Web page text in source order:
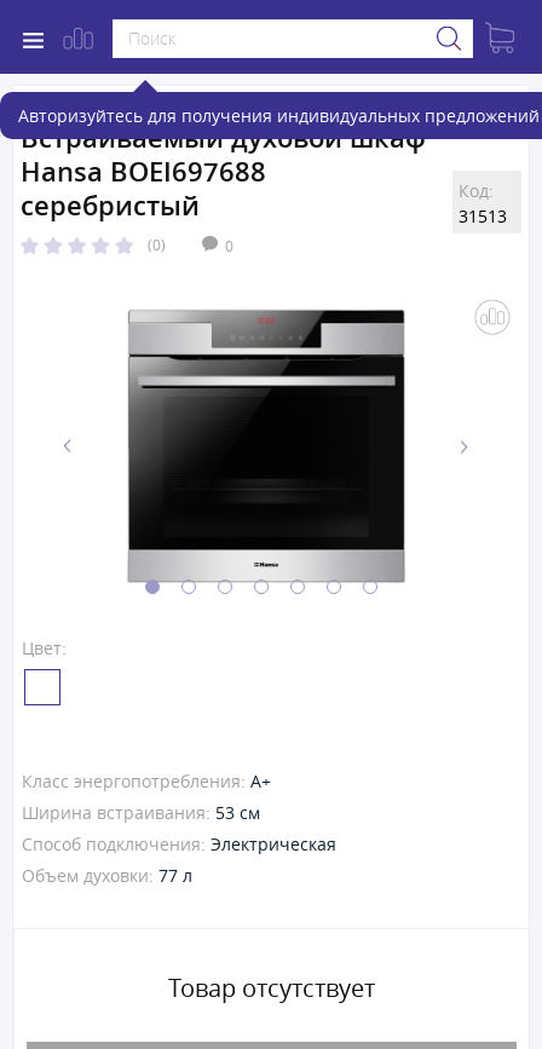
Авторизуйтесь для получения индивидуальных предложений
Встраиваемый духовой шкаф
Hansa BOEI697688
серебристый
(0) 0
Код:
31513
Цвет:
Класс энергопотребления: A+
Ширина встраивания: 53 см
Способ подключения: Электрическая
Объем духовки: 77 л
Товар отсутствует